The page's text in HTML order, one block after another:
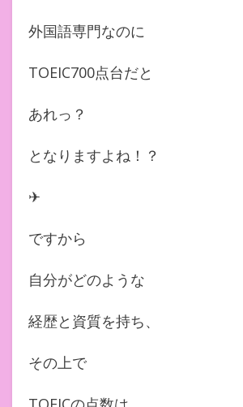
外国語専門なのに
TOEIC700点台だと
あれっ？
となりますよね！？
✈︎
ですから
自分がどのような
経歴と資質を持ち、
その上で